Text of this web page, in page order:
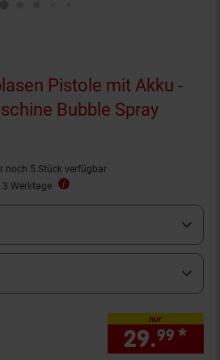
Pistole mit Akku -
Bubble Spray
noch 5 Stück verfügbar
3 Werktage
nur
29.99 *